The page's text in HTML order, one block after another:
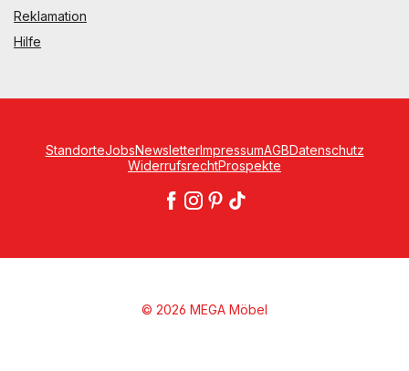
Reklamation
Hilfe
StandorteJobsNewsletterImpressumAGBDatenschutz
WiderrufsrechtProspekte
© 2026 MEGA Möbel